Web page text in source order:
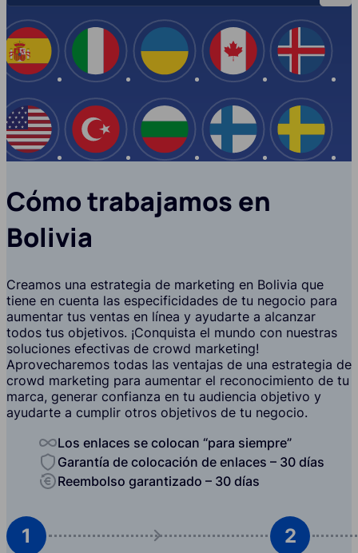
España
EE.UU
Italia
Turquía
Ucrania
Bulgaria
Canadá
Finlandia Suecia
Cómo trabajamos en
Bolivia
Creamos una estrategia de marketing en Bolivia que
tiene en cuenta las especificidades de tu negocio para
aumentar tus ventas en línea y ayudarte a alcanzar
todos tus objetivos. ¡Conquista el mundo con nuestras
soluciones efectivas de crowd marketing!
Aprovecharemos todas las ventajas de una estrategia de
crowd marketing para aumentar el reconocimiento de tu
marca, generar confianza en tu audiencia objetivo y
ayudarte a cumplir otros objetivos de tu negocio.
Los enlaces se colocan “para siempre”
Garantía de colocación de enlaces – 30 días
Reembolso garantizado – 30 días
1 2